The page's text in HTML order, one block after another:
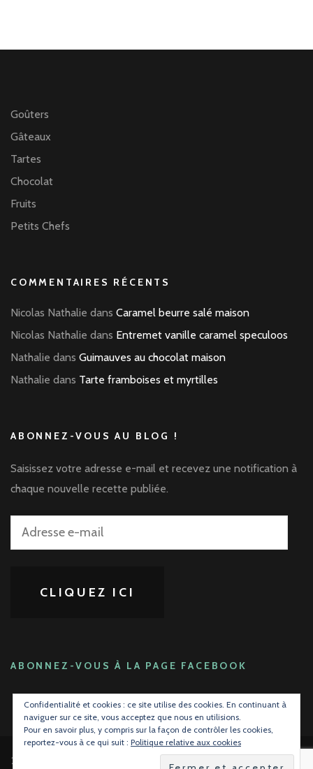
Goûters
Gâteaux
Tartes
Chocolat
Fruits
Petits Chefs
COMMENTAIRES RÉCENTS
Nicolas Nathalie dans Caramel beurre salé maison
Nicolas Nathalie dans Entremet vanille caramel speculoos
Nathalie dans Guimauves au chocolat maison
Nathalie dans Tarte framboises et myrtilles
ABONNEZ-VOUS AU BLOG !
Saisissez votre adresse e-mail et recevez une notification à
chaque nouvelle recette publiée.
Adresse
CLIQUEZ ICI
ABONNEZ-VOUS À LA PAGE FACEBOOK
2026 Copyright
Confidentialité et cookies : ce site utilise des cookies. En continuant à
naviguer sur ce site, vous acceptez que nous en utilisions.
Pour en savoir plus, y compris sur la façon de contrôler les cookies,
reportez-vous à ce qui suit : Politique relative aux cookies